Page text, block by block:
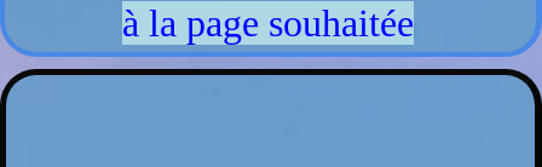
à la page souhaitée